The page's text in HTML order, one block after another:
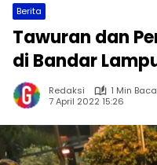
Berita
Tawuran dan
di Bandar
Redaksi
1 Min Baca
7 April 2022 15:26